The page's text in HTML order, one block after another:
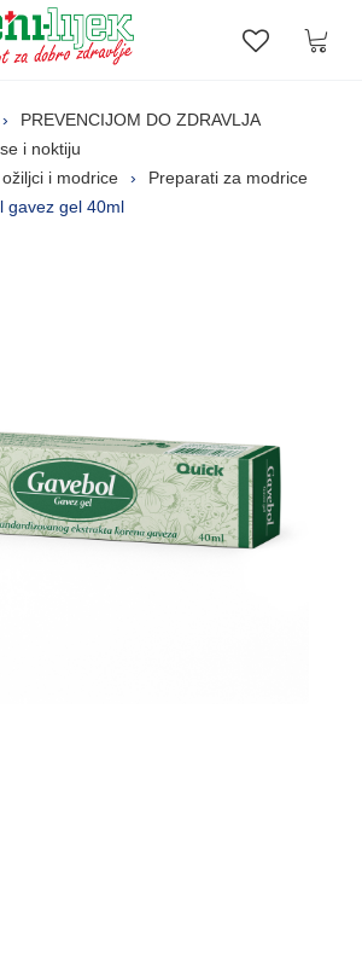
Lista
PREVENCIJOM DO ZDRAVLJA
i noktiju
i modrice
Preparati za modrice
gavez gel 40ml